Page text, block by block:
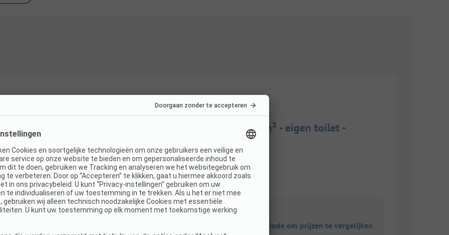
Standplaats DELUXE L - tent/caravan/camper - 90/100m² - eigen toilet -
buitenwastafel - 10A
Honden niet
toegestaan
TV
Kies je reisperiode om prijzen te vergelijken